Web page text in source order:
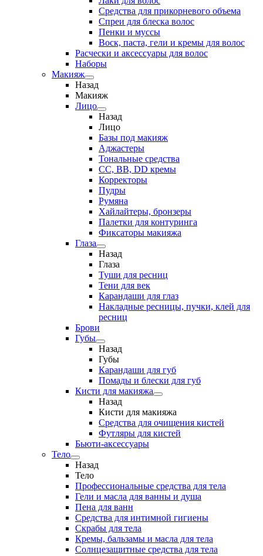
Средства для прикорневого объема
Спреи для блеска волос
Пенки и муссы
Воск, паста, гели и кремы для волос
Расчески и аксессуары для волос
Наборы
Макияж
Назад
Макияж
Лицо
Назад
Лицо
Базы под макияж
Аджастеры
Тональные средства
CC, BB, DD кремы
Корректоры
Пудры
Румяна
Хайлайтеры, бронзеры
Палетки для контуринга
Фиксаторы макияжа
Глаза
Назад
Глаза
Туши для ресниц
Тени для век
Карандаши для глаз
Накладные ресницы, пучки, клей для
ресниц
Брови
Губы
Назад
Губы
Карандаши для губ
Помады и блески для губ
Кисти для макияжа
Назад
Кисти для макияжа
Средства для очищения кистей
Футляры для кистей
Бьюти-аксессуары
Тело
Назад
Тело
Профессиональные средства для тела
Гели и масла для ванны и душа
Пена для ванн
Средства для интимной гигиены
Скрабы для тела
Кремы, бальзамы и масла для тела
Солнцезащитные средства для тела